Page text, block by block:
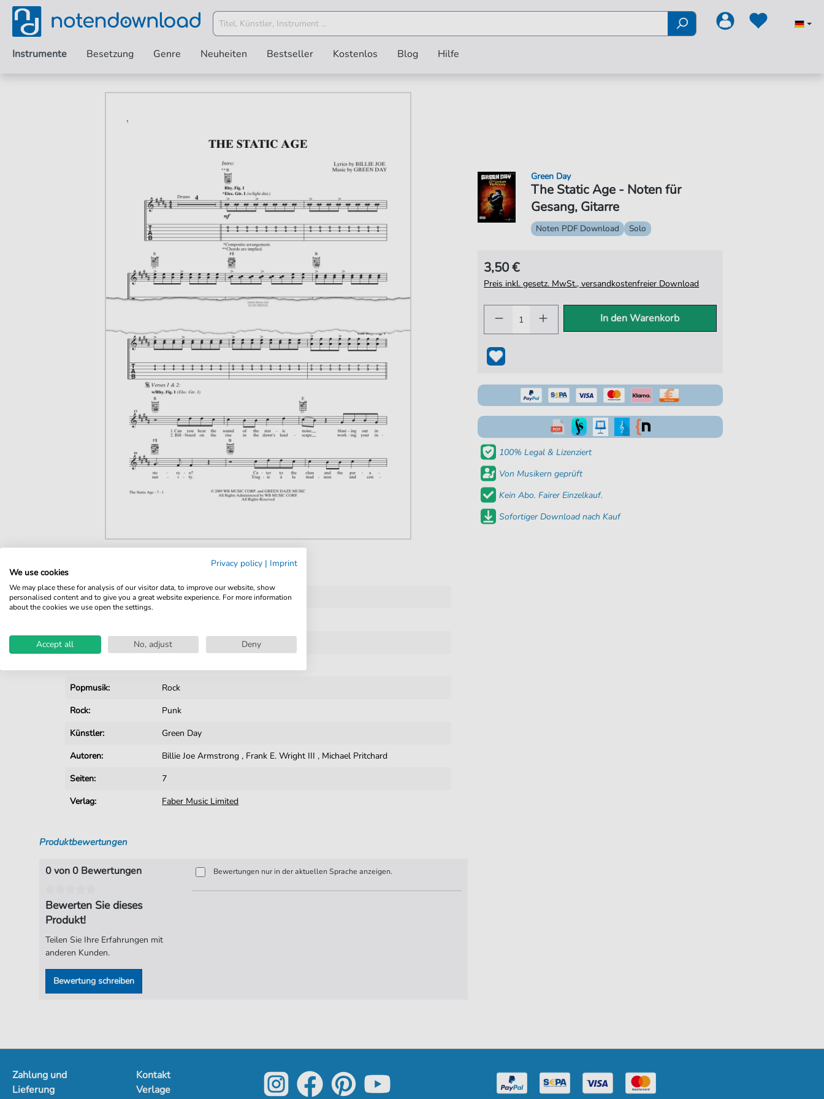
Instrumente Besetzung Genre Neuheiten Bestseller Kostenlos Blog Hilfe
Produktnummer:
fbd-4765
Instrumente:
Gesang
Popmusik:
Rock
Rock:
Punk
Künstler:
Green Day
Autoren:
Billie Joe Armstrong , Frank E. Wright III , Michael Pritchard
Seiten:
7
Verlag:
Faber Music Limited
The Static Age - Noten für
Gesang, Gitarre
Green Day
Noten PDF Download Solo
3,50 €
Preis inkl. gesetz. MwSt., versandkostenfreier Download
In den Warenkorb
100% Legal & Lizenziert
Von Musikern geprüft
Kein Abo. Fairer Einzelkauf.
Sofortiger Download nach Kauf
Produktbewertungen
0 von 0 Bewertungen
Bewerten Sie dieses
Produkt!
Teilen Sie Ihre Erfahrungen mit
anderen Kunden.
Bewertung schreiben
Bewertungen nur in der aktuellen Sprache anzeigen.
Zahlung und
Lieferung
Kontakt
Verlage
Privacy policy | Imprint
We use cookies
We may place these for analysis of our visitor data, to improve our website, show
personalised content and to give you a great website experience. For more information
about the cookies we use open the settings.
Accept all No, adjust Deny